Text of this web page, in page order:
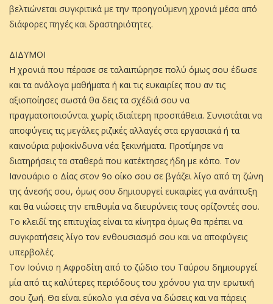
βελτιώνεται συγκριτικά με την προηγούμενη χρονιά μέσα από
διάφορες πηγές και δραστηριότητες.
ΔΙΔΥΜΟΙ
Η χρονιά που πέρασε σε ταλαιπώρησε πολύ όμως σου έδωσε
και τα ανάλογα μαθήματα ή και τις ευκαιρίες που αν τις
αξιοποίησες σωστά θα δεις τα σχέδιά σου να
πραγματοποιούνται χωρίς ιδιαίτερη προσπάθεια. Συνιστάται να
αποφύγεις τις μεγάλες ριζικές αλλαγές στα εργασιακά ή τα
καινούρια ριψοκίνδυνα νέα ξεκινήματα. Προτίμησε να
διατηρήσεις τα σταθερά που κατέκτησες ήδη με κόπο. Τον
Ιανουάριο ο Δίας στον 9ο οίκο σου σε βγάζει λίγο από τη ζώνη
της άνεσής σου, όμως σου δημιουργεί ευκαιρίες για ανάπτυξη
και θα νιώσεις την επιθυμία να διευρύνεις τους ορίζοντές σου.
Το κλειδί της επιτυχίας είναι τα κίνητρα όμως θα πρέπει να
συγκρατήσεις λίγο τον ενθουσιασμό σου και να αποφύγεις
υπερβολές.
Τον Ιούνιο η Αφροδίτη από το ζώδιο του Ταύρου δημιουργεί
μία από τις καλύτερες περιόδους του χρόνου για την ερωτική
σου ζωή. Θα είναι εύκολο για σένα να δώσεις και να πάρεις